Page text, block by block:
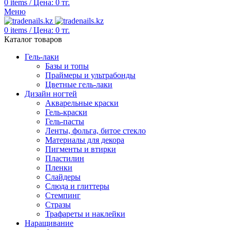
0 items / Цена: 0 тг.
Меню
0 items / Цена: 0 тг.
Каталог товаров
Гель-лаки
Базы и топы
Праймеры и ультрабонды
Цветные гель-лаки
Дизайн ногтей
Акварельные краски
Гель-краски
Гель-пасты
Ленты, фольга, битое стекло
Материалы для декора
Пигменты и втирки
Пластилин
Пленки
Слайдеры
Слюда и глиттеры
Стемпинг
Стразы
Трафареты и наклейки
Наращивание